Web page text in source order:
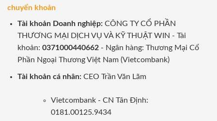
chuyển khoản
Tài khoản Doanh nghiệp:CÔNG TY CỔ PHẦN
THƯƠNG MẠI DỊCH VỤ VÀ KỸ THUẬT WIN - Tài
khoản: 0371000440662- Ngân hàng: Thương Mại Cổ
Phần Ngoại Thương Việt Nam (Vietcombank)
Tài khoản cá nhân: CEO Trần Văn Lãm
Vietcombank - CN Tân Định:
0181.00125.9434